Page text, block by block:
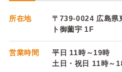
所在地
〒739-0024 広島県
ト御薗宇 1F
営業時間
平日 11時～19時
土日・祝日 11時～